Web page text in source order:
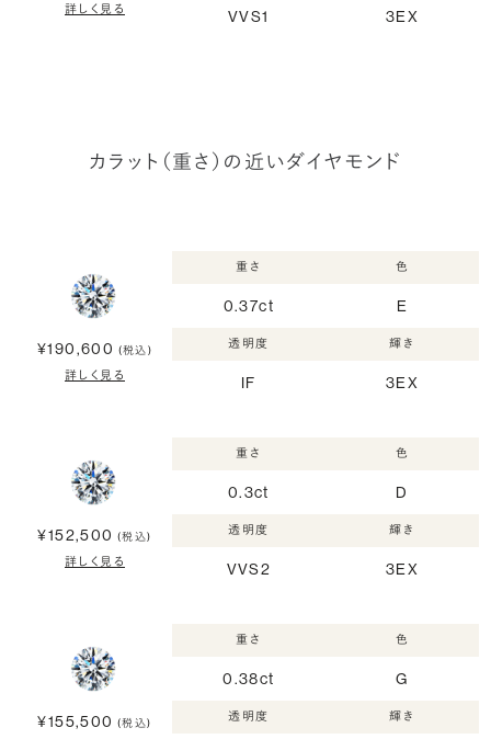
詳しく見る VVS1 3EX
カラット（重さ）の近いダイヤモンド
¥190,600 (税込)
詳しく見る
重さ
0.37ct
色
E
透明度
IF
輝き
3EX
¥152,500 (税込)
詳しく見る
重さ
0.3ct
色
D
透明度
VVS2
輝き
3EX
¥155,500 (税込)
重さ
0.38ct
色
G
透明度 輝き